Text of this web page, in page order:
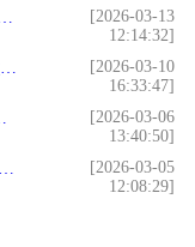
[2026-03-13
12:14:32]
[2026-03-10
16:33:47]
[2026-03-06
13:40:50]
[2026-03-05
12:08:29]